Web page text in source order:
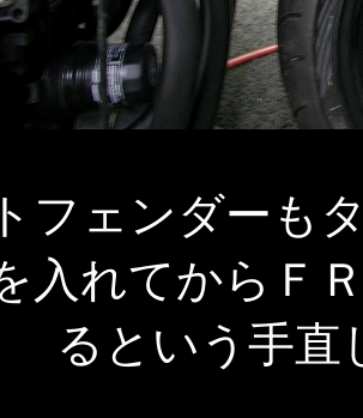
フェンダーも
入れてからＦ
るという手直